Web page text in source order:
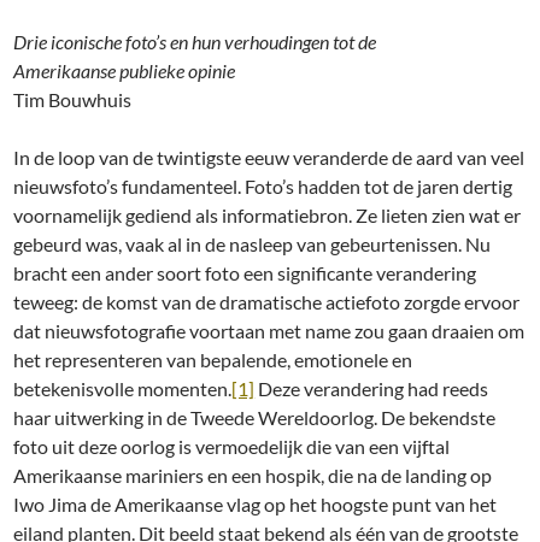
Drie iconische foto’s en hun verhoudingen tot de
Amerikaanse publieke opinie
Tim Bouwhuis
In de loop van de twintigste eeuw veranderde de aard van veel
nieuwsfoto’s fundamenteel. Foto’s hadden tot de jaren dertig
voornamelijk gediend als informatiebron. Ze lieten zien wat er
gebeurd was, vaak al in de nasleep van gebeurtenissen. Nu
bracht een ander soort foto een significante verandering
teweeg: de komst van de dramatische actiefoto zorgde ervoor
dat nieuwsfotografie voortaan met name zou gaan draaien om
het representeren van bepalende, emotionele en
betekenisvolle momenten.[1] Deze verandering had reeds
haar uitwerking in de Tweede Wereldoorlog. De bekendste
foto uit deze oorlog is vermoedelijk die van een vijftal
Amerikaanse mariniers en een hospik, die na de landing op
Iwo Jima de Amerikaanse vlag op het hoogste punt van het
eiland planten. Dit beeld staat bekend als één van de grootste